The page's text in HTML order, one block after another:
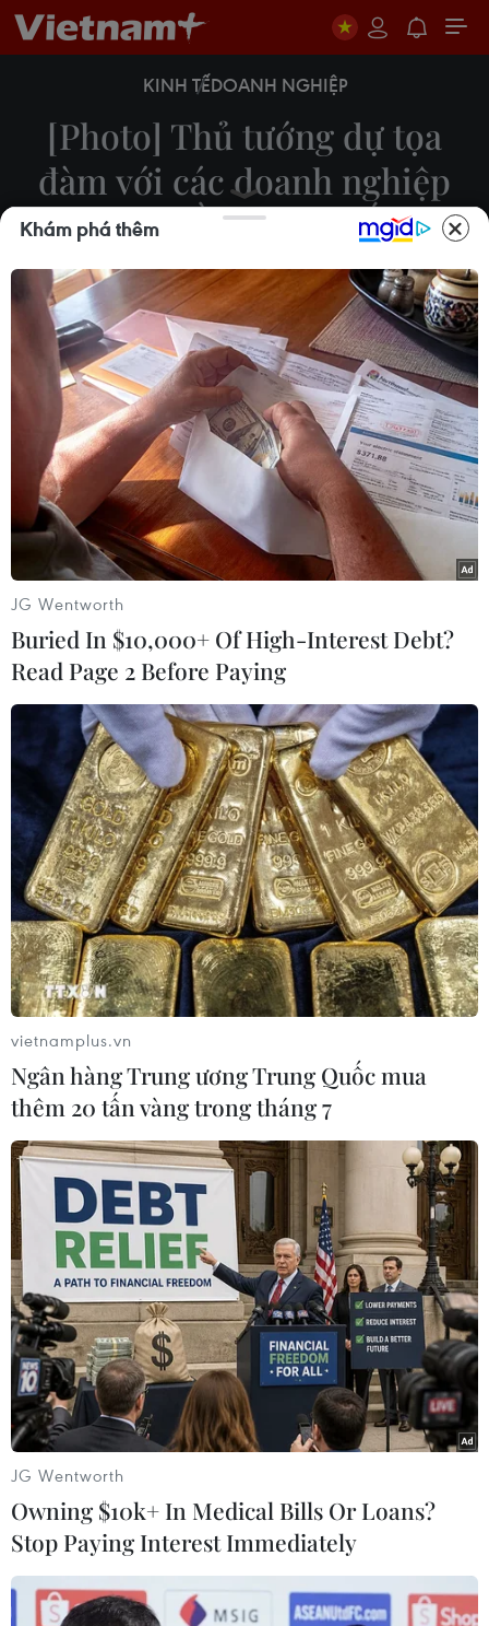
KINH TẾDOANH NGHIỆP
[Photo] Thủ tướng dự tọa
đàm với các doanh nghiệp
hàng đầu Hàn Quốc
28/11/2019 02:17
Tiếp tục chuyến thăm chính thức Hàn Quốc, sáng
28/11, tại Thủ đô Seoul, Thủ tướng Nguyễn Xuân
Phúc dự Tọa đàm với các doanh nghiệp hàng đầu
của Hàn Quốc.
Thủ tướng Nguyễn Xuân Phúc và các đại biểu dự Tọa đàm với
các doanh nghiệp hàng đầu của Hàn Quốc. (Ảnh: Thống
Nhất/TTXVN)
Thủ tướng Nguyễn Xuân Phúc và các đại biểu. (Ảnh: Thống
Nhất/TTXVN)
Khám phá thêm
JG Wentworth
Buried In $10,000+ Of High-Interest Debt?
Read Page 2 Before Paying
vietnamplus.vn
Ngân hàng Trung ương Trung Quốc mua
thêm 20 tấn vàng trong tháng 7
JG Wentworth
Owning $10k+ In Medical Bills Or Loans?
Stop Paying Interest Immediately